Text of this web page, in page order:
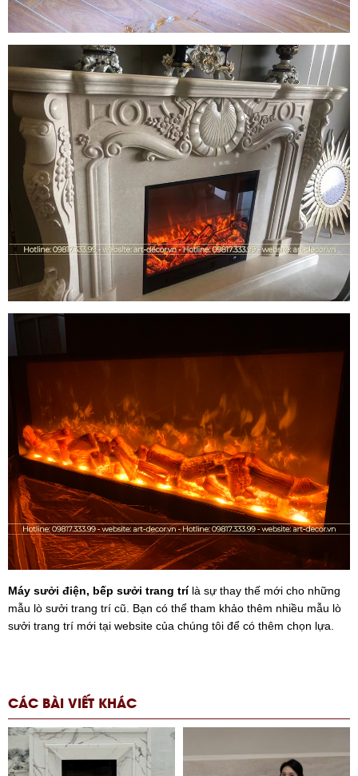
Máy sưởi điện, bếp sưởi trang trílà sự thay thế mới cho những
mẫu lò sưởi trang trí cũ. Bạn có thể tham khảo thêm nhiều mẫu lò
sưởi trang trí mới tại website của chúng tôi để có thêm chọn lựa.
CÁC BÀI VIẾT KHÁC